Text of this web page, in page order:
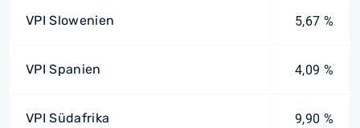
VPI Slowenien 5,67 %
VPI Spanien 4,09 %
VPI Südafrika 9,90 %